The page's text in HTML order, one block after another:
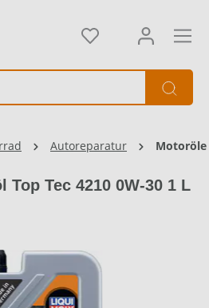
Autoreparatur Motoröle
Tec 4210 0W-30 1 L